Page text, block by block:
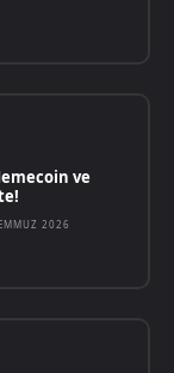
ve
2026